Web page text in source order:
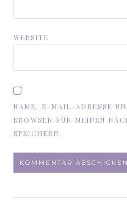
WEBSITE
NAME, E-MAIL-ADRESSE
BROWSER FÜR MEINEN
SPEICHERN.